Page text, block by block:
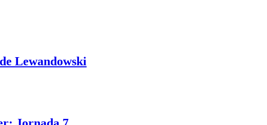
Lewandowski